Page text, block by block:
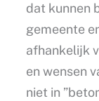
dat kunnen
gemeente
afhankelijk
en wensen
niet in